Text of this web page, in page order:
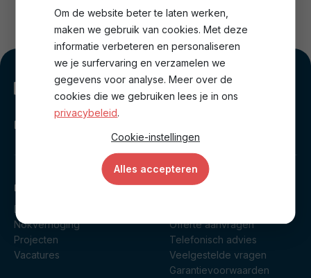
Dakkwartier creëert ruimte voor meer
Direct naar
Dakkapel
Nokverhoging
Projecten
Vacatures
Klantenservice
Offerte aanvragen
Telefonisch advies
Veelgestelde vragen
Garantievoorwaarden
Om de website beter te laten werken,
maken we gebruik van cookies. Met deze
informatie verbeteren en personaliseren
we je surfervaring en verzamelen we
gegevens voor analyse. Meer over de
cookies die we gebruiken lees je in ons
privacybeleid.
Cookie-instellingen
Alles accepteren